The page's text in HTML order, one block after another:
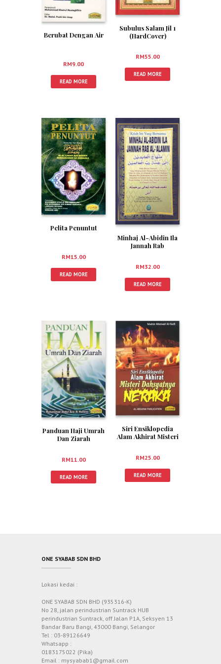
Berubat Dengan Air
RM9.00
READ MORE
Subulus Salam Jil 1
(HardCover)
RM55.00
READ MORE
Pelita Penuntut
RM15.00
READ MORE
Minhaj Al-Abidin Ila
Jannah Rab
RM32.00
READ MORE
Panduan Haji Umrah
Dan Ziarah
RM11.00
READ MORE
Siri Ensiklopedia
Alam Akhirat Misteri
RM25.00
READ MORE
ONE SYABAB SDN BHD
Lokasi kedai :
ONE SYABAB SDN BHD (935316-K)
No 28, jalan perindustrian Suntrack HUB
perindustrian Suntrack, off Jalan P1A, Seksyen 13
Bandar Baru Bangi, 43000 Bangi, Selangor
Tel : 03-89126649
Whatsapp :
0183175022 (Pika)
Email : mysyabab1@gmail.com